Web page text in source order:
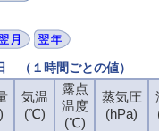
（１時間ごとの値）
気温
(℃)
露点
温度
(℃)
蒸気圧
(hPa)